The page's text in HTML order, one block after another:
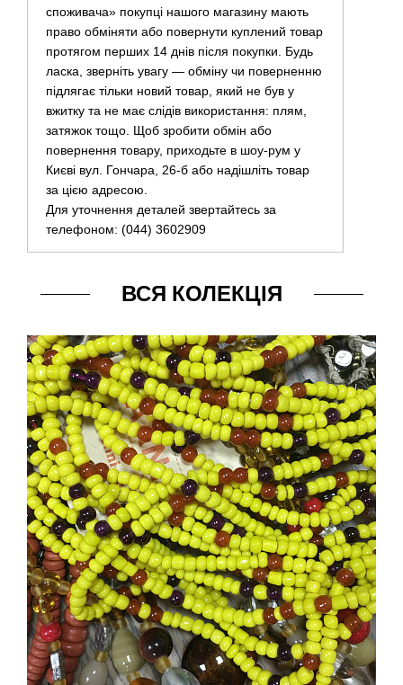
споживача» покупці нашого магазину мають
право обміняти або повернути куплений товар
протягом перших 14 днів після покупки. Будь
ласка, зверніть увагу — обміну чи поверненню
підлягає тільки новий товар, який не був у
вжитку та не має слідів використання: плям,
затяжок тощо. Щоб зробити обмін або
повернення товару, приходьте в шоу-рум у
Києві вул. Гончара, 26-б або надішліть товар
за цією адресою.
Для уточнення деталей звертайтесь за
телефоном: (044) 3602909
ВСЯ КОЛЕКЦІЯ